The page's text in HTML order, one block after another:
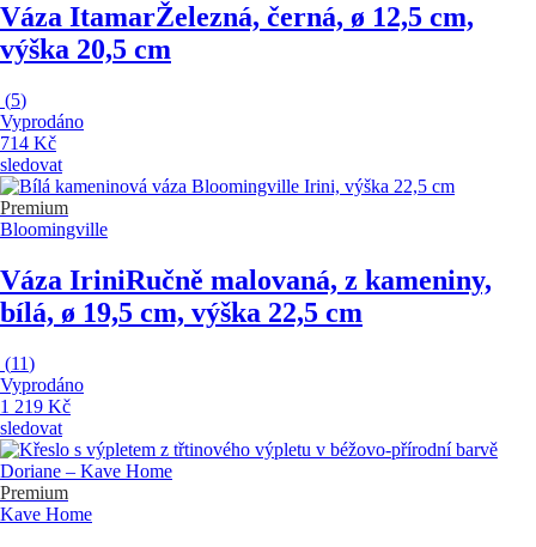
Váza ItamarŽelezná, černá, ø 12,5 cm,
výška 20,5 cm
(5)
Vyprodáno
714 Kč
sledovat
Premium
Bloomingville
Váza IriniRučně malovaná, z kameniny,
bílá, ø 19,5 cm, výška 22,5 cm
(11)
Vyprodáno
1 219 Kč
sledovat
Premium
Kave Home